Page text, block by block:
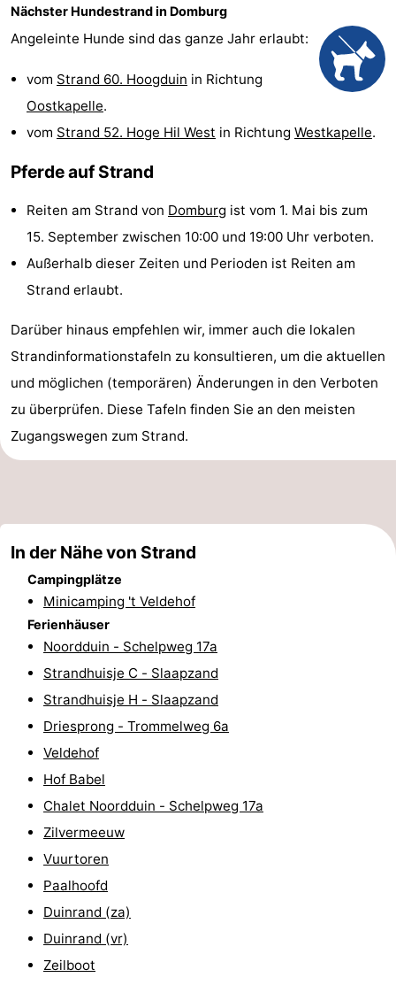
Leuchtturme
-
Spielplätze
-
Indoor-
Spielplätze
-
Bowling
-
Minigolfplätze
Wellness-
Zentren
Dörfer
&
Städte
Natur
Führungen
Sport
-
Wandern
Reiten
Reitschulen
Golfplatze
Sportangeln
Mondriaan
Toorop
Essen
und
trinken
Veranstaltungen
Ringstechen
Praktisch
Forum
Nächster Hundestrand in Domburg
Angeleinte Hunde sind das ganze Jahr erlaubt:
vom Strand 60. Hoogduin in Richtung
Oostkapelle.
vom Strand 52. Hoge Hil West in Richtung Westkapelle.
Pferde auf Strand
Reiten am Strand von Domburg ist vom 1. Mai bis zum
15. September zwischen 10:00 und 19:00 Uhr verboten.
Außerhalb dieser Zeiten und Perioden ist Reiten am
Strand erlaubt.
Darüber hinaus empfehlen wir, immer auch die lokalen
Strandinformationstafeln zu konsultieren, um die aktuellen
und möglichen (temporären) Änderungen in den Verboten
zu überprüfen. Diese Tafeln finden Sie an den meisten
Zugangswegen zum Strand.
In der Nähe von Strand
Campingplätze
Minicamping 't Veldehof
Ferienhäuser
Noordduin - Schelpweg 17a
Strandhuisje C - Slaapzand
Strandhuisje H - Slaapzand
Driesprong - Trommelweg 6a
Veldehof
Hof Babel
Chalet Noordduin - Schelpweg 17a
Zilvermeeuw
Vuurtoren
Paalhoofd
Duinrand (za)
Duinrand (vr)
Zeilboot